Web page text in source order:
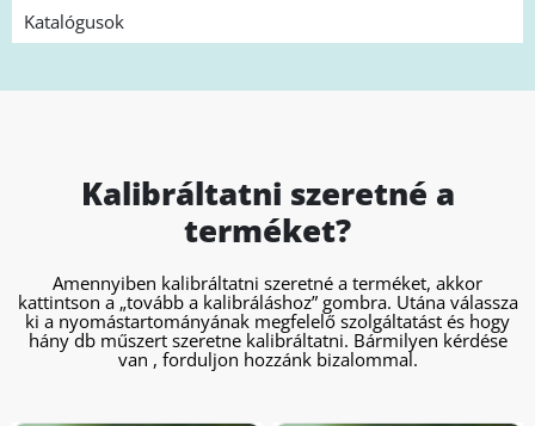
Katalógusok
Kalibráltatni szeretné a
terméket?
Amennyiben kalibráltatni szeretné a terméket, akkor
kattintson a „tovább a kalibráláshoz” gombra. Utána válassza
ki a nyomástartományának megfelelő szolgáltatást és hogy
hány db műszert szeretne kalibráltatni. Bármilyen kérdése
van , forduljon hozzánk bizalommal.